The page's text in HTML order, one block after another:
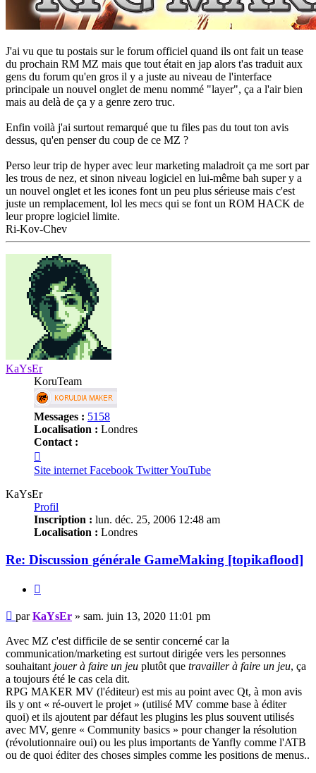
J'ai vu que tu postais sur le forum officiel quand ils ont fait un tease
du prochain RM MZ mais que tout était en jap alors t'as traduit aux
gens du forum qu'en gros il y a juste au niveau de l'interface
principale un nouvel onglet de menu nommé "layer", ça a l'air bien
mais au delà de ça y a genre zero truc.
Enfin voilà j'ai surtout remarqué que tu files pas du tout ton avis
dessus, qu'en penser du coup de ce MZ ?
Perso leur trip de hyper avec leur marketing maladroit ça me sort par
les trous de nez, et sinon niveau logiciel en lui-même bah super y a
un nouvel onglet et les icones font un peu plus sérieuse mais c'est
juste un remplacement, lol les mecs qui se font un ROM HACK de
leur propre logiciel limite.
Ri-Kov-Chev
Haut
KaYsEr
KoruTeam
Messages : 5158
Localisation : Londres
Contact :
KaYsEr
Site internet Facebook TwitterYouTube
KaYsEr
Profil
Inscription : lun. déc. 25, 2006 12:48 am
Localisation : Londres
Re: Discussion générale GameMaking [topikaflood]
Message
non
lu
parKaYsEr » sam. juin 13, 2020 11:01 pm
Avec MZ c'est difficile de se sentir concerné car la
communication/marketing est surtout dirigée vers les personnes
souhaitant jouer à faire un jeu plutôt que travailler à faire un jeu, ça
a toujours été le cas cela dit.
RPG MAKER MV (l'éditeur) est mis au point avec Qt, à mon avis
ils y ont « ré-ouvert le projet » (utilisé MV comme base à éditer
quoi) et ils ajoutent par défaut les plugins les plus souvent utilisés
avec MV, genre « Community basics » pour changer la résolution
(révolutionnaire oui) ou les plus importants de Yanfly comme l'ATB
ou de quoi éditer des choses simples comme les positions de menus..